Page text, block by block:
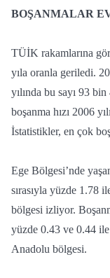
BOŞANMALAR
TÜİK rakamlarına
yıla oranla geriledi.
yılında bu sayı 93
boşanma hızı 2006
İstatistikler, en çok
Ege Bölgesi’nde
sırasıyla yüzde 1.78
bölgesi izliyor.
yüzde 0.43 ve 0.44
Anadolu bölgesi.